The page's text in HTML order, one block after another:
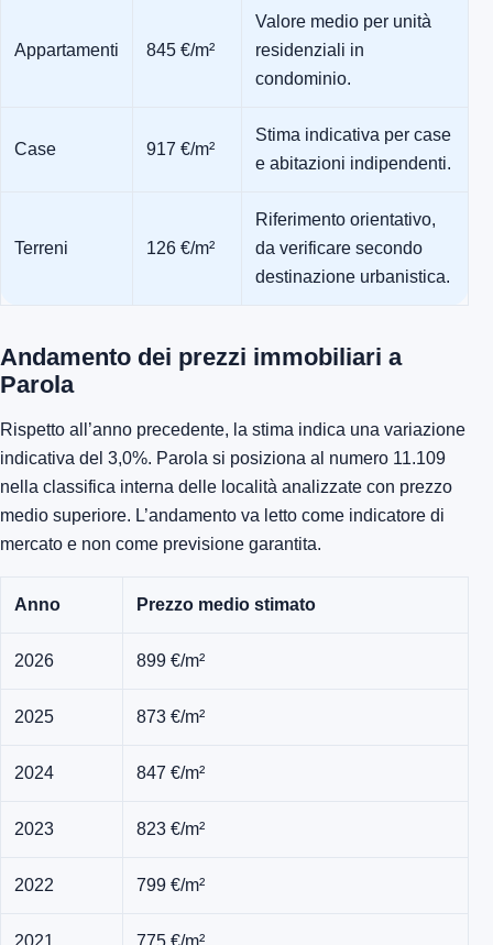
Appartamenti 845 €/m²
Valore medio per unità
residenziali in
condominio.
Case 917 €/m²
Stima indicativa per case
e abitazioni indipendenti.
Terreni 126 €/m²
Riferimento orientativo,
da verificare secondo
destinazione urbanistica.
Andamento dei prezzi immobiliari a
Parola
Rispetto all’anno precedente, la stima indica una variazione
indicativa del 3,0%. Parola si posiziona al numero 11.109
nella classifica interna delle località analizzate con prezzo
medio superiore. L’andamento va letto come indicatore di
mercato e non come previsione garantita.
Anno Prezzo medio stimato
2026 899 €/m²
2025 873 €/m²
2024 847 €/m²
2023 823 €/m²
2022 799 €/m²